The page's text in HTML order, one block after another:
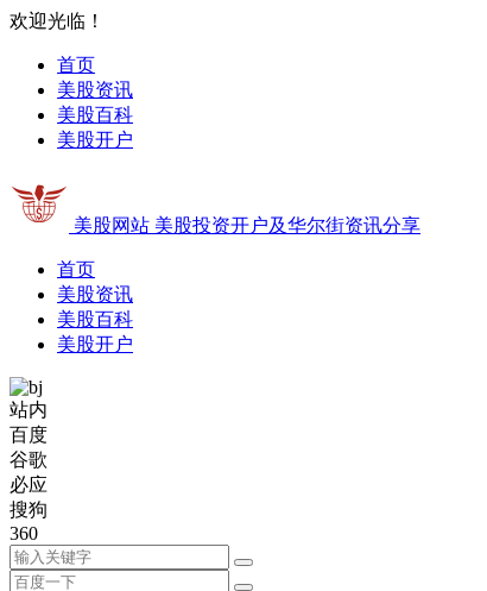
欢迎光临！
首页
美股资讯
美股百科
美股开户
美股网站 美股投资开户及华尔街资讯分享
首页
美股资讯
美股百科
美股开户
站内
百度
谷歌
必应
搜狗
360